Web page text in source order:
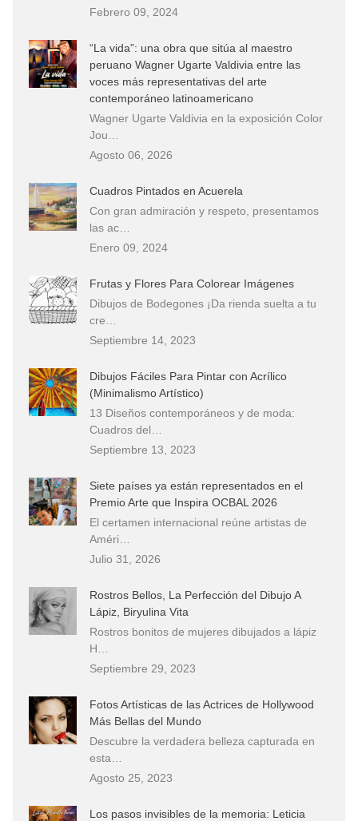
Febrero 09, 2024
“La vida”: una obra que sitúa al maestro
peruano Wagner Ugarte Valdivia entre las
voces más representativas del arte
contemporáneo latinoamericano
Wagner Ugarte Valdivia en la exposición Color
Jou…
Agosto 06, 2026
Cuadros Pintados en Acuerela
Con gran admiración y respeto, presentamos
las ac…
Enero 09, 2024
Frutas y Flores Para Colorear Imágenes
Dibujos de Bodegones ¡Da rienda suelta a tu
cre…
Septiembre 14, 2023
Dibujos Fáciles Para Pintar con Acrílico
(Minimalismo Artístico)
13 Diseños contemporáneos y de moda:
Cuadros del…
Septiembre 13, 2023
Siete países ya están representados en el
Premio Arte que Inspira OCBAL 2026
El certamen internacional reúne artistas de
Améri…
Julio 31, 2026
Rostros Bellos, La Perfección del Dibujo A
Lápiz, Biryulina Vita
Rostros bonitos de mujeres dibujados a lápiz
H…
Septiembre 29, 2023
Fotos Artísticas de las Actrices de Hollywood
Más Bellas del Mundo
Descubre la verdadera belleza capturada en
esta…
Agosto 25, 2023
Los pasos invisibles de la memoria: Leticia